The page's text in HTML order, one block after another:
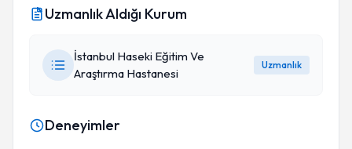
Uzmanlık Aldığı Kurum
İstanbul Haseki Eğitim Ve
Araştırma Hastanesi
Uzmanlık
Deneyimler